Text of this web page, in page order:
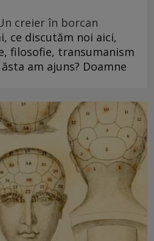
creier în borcan
ce discutăm noi aici,
filosofie, transumanism
am ajuns? Doamne